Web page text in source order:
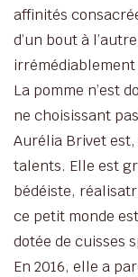
affinités
d’un bout à
La pomme n’est
ne choisissant
Aurélia Brivet est,
talents. Elle est
bédéiste,
ce petit monde
dotée de cuisses
En 2016, elle a